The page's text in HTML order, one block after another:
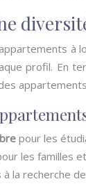
à
profil. En
pour les
les familles
la recherche